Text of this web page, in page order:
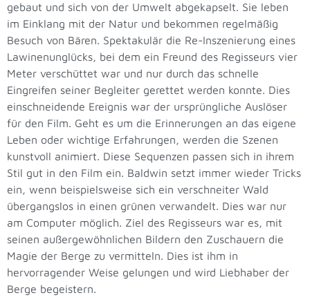
gebaut und sich von der Umwelt abgekapselt. Sie leben
im Einklang mit der Natur und bekommen regelmäßig
Besuch von Bären. Spektakulär die Re-Inszenierung eines
Lawinenunglücks, bei dem ein Freund des Regisseurs vier
Meter verschüttet war und nur durch das schnelle
Eingreifen seiner Begleiter gerettet werden konnte. Dies
einschneidende Ereignis war der ursprüngliche Auslöser
für den Film. Geht es um die Erinnerungen an das eigene
Leben oder wichtige Erfahrungen, werden die Szenen
kunstvoll animiert. Diese Sequenzen passen sich in ihrem
Stil gut in den Film ein. Baldwin setzt immer wieder Tricks
ein, wenn beispielsweise sich ein verschneiter Wald
übergangslos in einen grünen verwandelt. Dies war nur
am Computer möglich. Ziel des Regisseurs war es, mit
seinen außergewöhnlichen Bildern den Zuschauern die
Magie der Berge zu vermitteln. Dies ist ihm in
hervorragender Weise gelungen und wird Liebhaber der
Berge begeistern.